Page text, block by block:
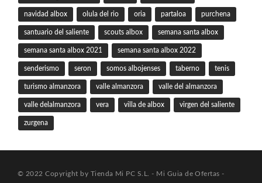
navidad albox olula del rio oria partaloa purchena
santuario del saliente scouts albox semana santa albox
semana santa albox 2021 semana santa albox 2022
senderismo seron somos albojenses taberno tenis
turismo almanzora valle almanzora valle del almanzora
valle delalmanzora vera villa de albox virgen del saliente
zurgena
© 2022 Copyright by Tienda Mi PC S.L. - Mi Guia de Ofertas -